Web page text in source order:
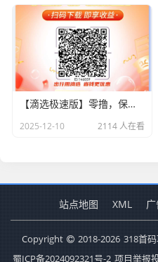
【滴选极速版】零撸，保底收益高
2025-12-10 2114 人在看
站点地图 XML
Copyright 2018-2026 318首
蜀ICP备2024092321号-2 项目举报